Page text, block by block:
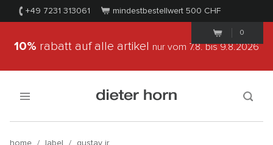
+49 7231 313061 mindestbestellwert 500 CHF
0
10% rabatt auf alle artikel nur vom 7.8.bis 9.8.2026
home / label / gustav jr.